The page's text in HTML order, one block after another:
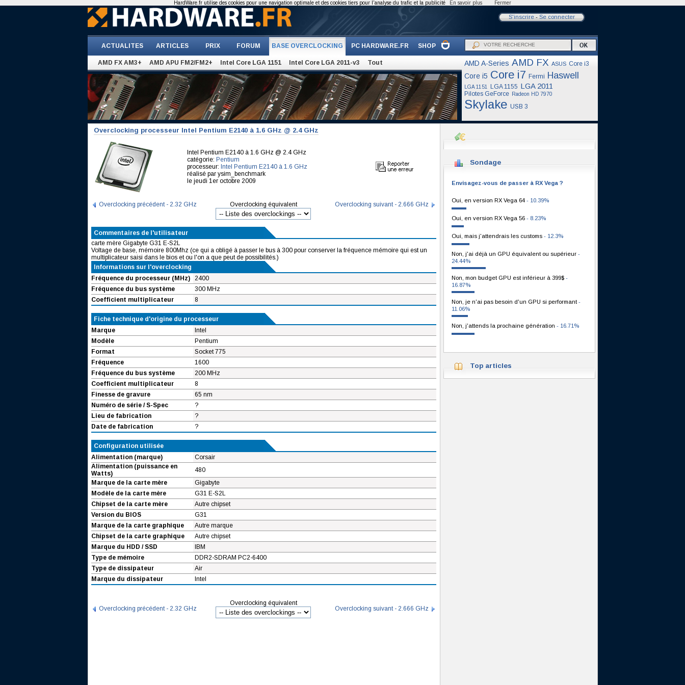
S'inscrire- Se connecter
ACTUALITES ARTICLES PRIX FORUM BASE OVERCLOCKING PC HARDWARE.FR SHOP
AMD FX AM3+ AMD APU FM2/FM2+ Intel Core LGA 1151 Intel Core LGA 2011-v3 Tout AMD A-Series AMD FX ASUS Core i3
Core i5 Core i7 Fermi Haswell
LGA 1151 LGA 1155 LGA 2011
Pilotes GeForce Radeon HD 7970
Skylake USB 3
Overclocking processeur Intel Pentium E2140 à 1.6 GHz @ 2.4 GHz
Intel Pentium E2140 à 1.6 GHz @ 2.4 GHz
catégorie: Pentium
processeur: Intel Pentium E2140 à 1.6 GHz
réalisé par ysim_benchmark
le jeudi 1er octobre 2009
Overclocking précédent - 2.32 GHz Overclocking équivalent Overclocking suivant - 2.666 GHz
Commentaires de l'utilisateur
carte mère Gigabyte G31 E-S2L
Voltage de base, mémoire 800Mhz (ce qui a obligé à passer le bus à 300 pour conserver la fréquence mémoire qui est un
multiplicateur saisi dans le bios et ou l'on a que peut de possibilités.)
Informations sur l'overclocking
Fréquence du processeur (MHz)
2400
Fréquence du bus système
300 MHz
Coefficient multiplicateur
8
Fiche technique d'origine du processeur
Marque
Intel
Modèle
Pentium
Format
Socket 775
Fréquence
1600
Fréquence du bus système
200 MHz
Coefficient multiplicateur
8
Finesse de gravure
65 nm
Numéro de série / S-Spec
?
Lieu de fabrication
?
Date de fabrication
?
Configuration utilisée
Alimentation (marque)
Corsair
Alimentation (puissance en
Watts)
480
Marque de la carte mère
Gigabyte
Modèle de la carte mère
G31 E-S2L
Chipset de la carte mère
Autre chipset
Version du BIOS
G31
Marque de la carte graphique
Autre marque
Chipset de la carte graphique
Autre chipset
Marque du HDD / SSD
IBM
Type de mémoire
DDR2-SDRAM PC2-6400
Type de dissipateur
Air
Marque du dissipateur
Intel
Overclocking précédent - 2.32 GHz
Overclocking équivalent
Overclocking suivant - 2.666 GHz
Sondage
Envisagez-vous de passer à RX Vega ?
Oui, en version RX Vega 64 - 10.39%
Oui, en version RX Vega 56 - 8.23%
Oui, mais j'attendrais les customs - 12.3%
Non, j'ai déjà un GPU équivalent ou supérieur -
24.44%
Non, mon budget GPU est inférieur à 399$ -
16.87%
Non, je n'ai pas besoin d'un GPU si performant -
11.06%
Non, j'attends la prochaine génération - 16.71%
Top articles
HardWare.fr utilise des cookies pour une navigation optimale et des cookies tiers pour l'analyse du trafic et la publicité En savoir plus Fermer